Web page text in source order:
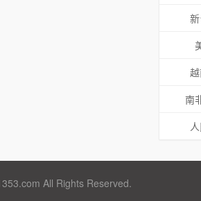
南
All Rights Reserved.